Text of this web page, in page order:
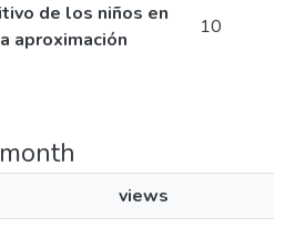
de los niños en
aproximación
10
views